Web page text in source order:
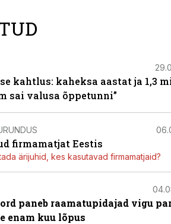
kahtlus: kaheksa aastat ja 1,3
sai valusa õppetunni”
firmamatjat Eestis
ärijuhid, kes kasutavad firmamatjaid?
paneb raamatupidajad vigu
enam kuu lõpus